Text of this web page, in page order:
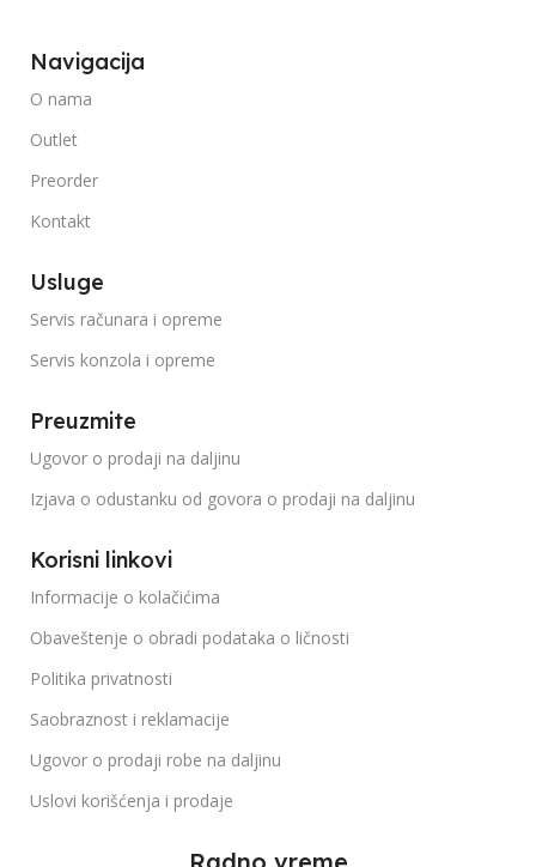
Navigacija
O nama
Outlet
Preorder
Kontakt
Usluge
Servis računara i opreme
Servis konzola i opreme
Preuzmite
Ugovor o prodaji na daljinu
Izjava o odustanku od govora o prodaji na daljinu
Korisni linkovi
Informacije o kolačićima
Obaveštenje o obradi podataka o ličnosti
Politika privatnosti
Saobraznost i reklamacije
Ugovor o prodaji robe na daljinu
Uslovi korišćenja i prodaje